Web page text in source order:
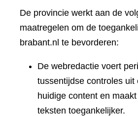
De provincie werkt aan de
maatregelen om de
brabant.nl te bevorderen:
De webredactie voert
tussentijdse controles uit
huidige content en
teksten toegankelijker.